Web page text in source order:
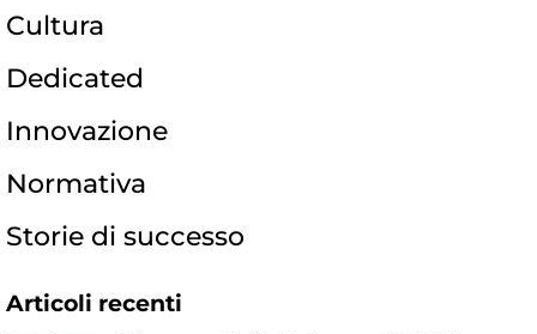
Cultura
Dedicated
Innovazione
Normativa
Storie di successo
Articoli recenti